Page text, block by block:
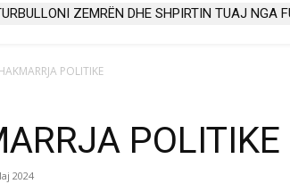
ZEMRËN DHE SHPIRTIN TUAJ NGA
POLITIKE
POLITIKE
2024